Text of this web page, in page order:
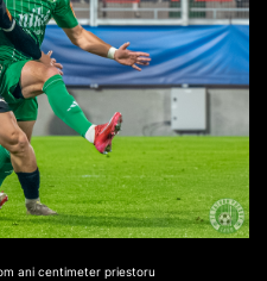
ani centimeter priestoru